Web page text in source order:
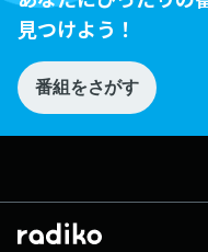
見つけよう！
番組をさがす